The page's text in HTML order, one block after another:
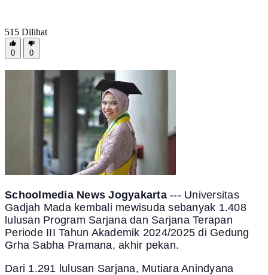
515 Dilihat
0 0
Schoolmedia News Jogyakarta--- Universitas
Gadjah Mada kembali mewisuda sebanyak 1.408
lulusan Program Sarjana dan Sarjana Terapan
Periode III Tahun Akademik 2024/2025 di Gedung
Grha Sabha Pramana, akhir pekan.
Dari 1.291 lulusan Sarjana, Mutiara Anindyana